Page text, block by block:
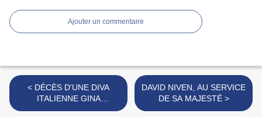
Ajouter un commentaire
< DÉCÈS D'UNE DIVA
ITALIENNE GINA
LOLLOBRIGIDA
DAVID NIVEN, AU SERVICE
DE SA MAJESTÉ >